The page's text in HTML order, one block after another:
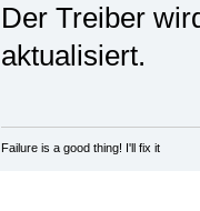
Der Treiber
aktualisiert.
Failure is a good thing! I'll fix it